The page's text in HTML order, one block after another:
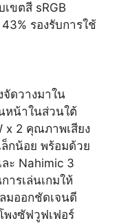
ขตสี sRGB
รองรับการใช้
จัดวางมาใน
หน้าในส่วนใต้
x 2 คุณภาพเสียง
กน้อย พร้อมด้วย
ะ Nahimic 3
ารเล่นเกมให้
มออกชัดเจนดี
งซัฟวูฟเฟอร์